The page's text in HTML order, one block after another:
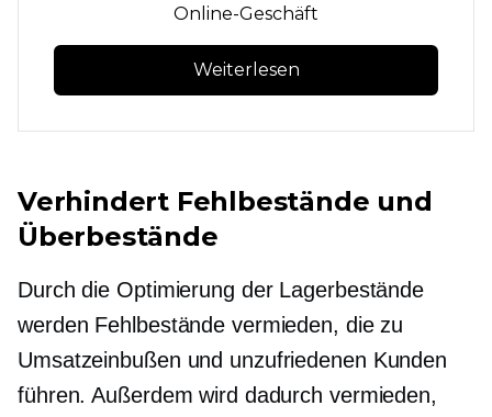
Online-Geschäft
Weiterlesen
Verhindert Fehlbestände und
Überbestände
Durch die Optimierung der Lagerbestände
werden Fehlbestände vermieden, die zu
Umsatzeinbußen und unzufriedenen Kunden
führen. Außerdem wird dadurch vermieden,